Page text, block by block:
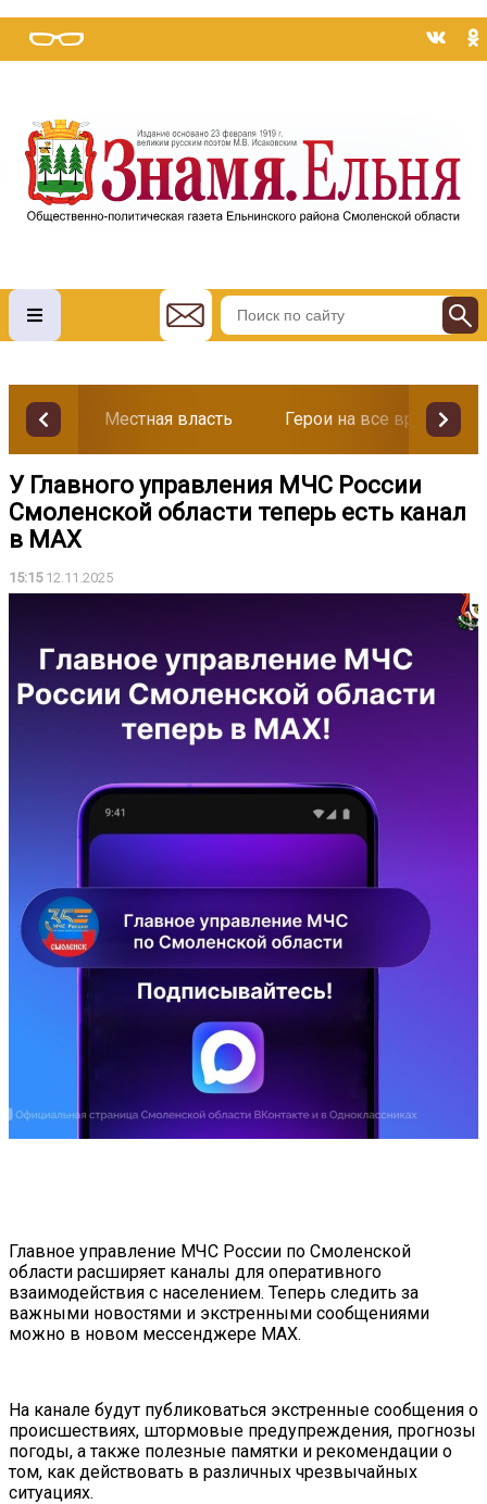
Местная власть Герои на все времена
У Главного управления МЧС России
Смоленской области теперь есть канал
в MAX
15:1512.11.2025
Главное управление МЧС России по Смоленской
области расширяет каналы для оперативного
взаимодействия с населением. Теперь следить за
важными новостями и экстренными сообщениями
можно в новом мессенджере MAX.
На канале будут публиковаться экстренные сообщения о
происшествиях, штормовые предупреждения, прогнозы
погоды, а также полезные памятки и рекомендации о
том, как действовать в различных чрезвычайных
ситуациях.